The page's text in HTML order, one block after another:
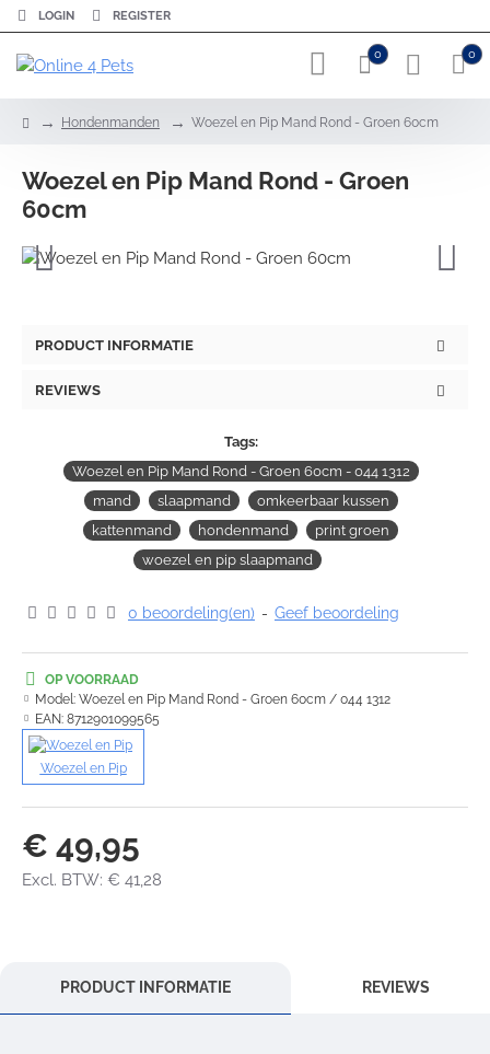
LOGIN REGISTER
0 0
e
Hondenmanden Woezel en Pip Mand Rond - Groen 60cm
Woezel en Pip Mand Rond - Groen
60cm
PRODUCT INFORMATIE
REVIEWS
Tags:
Woezel en Pip Mand Rond - Groen 60cm - 044 1312
mand
slaapmand
omkeerbaar kussen
kattenmand
hondenmand
print groen
woezel en pip slaapmand
0 beoordeling(en) - Geef beoordeling
€ 49,95
Excl. BTW: € 41,28
OP VOORRAAD
Model: Woezel en Pip Mand Rond - Groen 60cm / 044 1312
EAN: 8712901099565
Woezel en Pip
PRODUCT INFORMATIE REVIEWS